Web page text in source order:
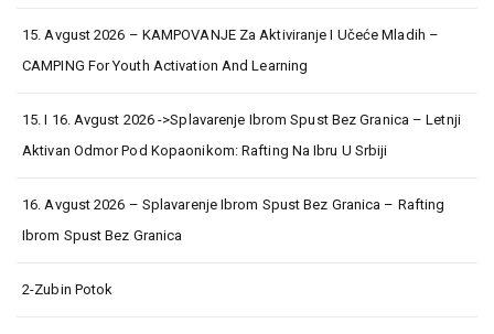
15. Avgust 2026 – KAMPOVANJE Za Aktiviranje I Učeće Mladih –
CAMPING For Youth Activation And Learning
15. I 16. Avgust 2026 ->Splavarenje Ibrom Spust Bez Granica – Letnji
Aktivan Odmor Pod Kopaonikom: Rafting Na Ibru U Srbiji
16. Avgust 2026 – Splavarenje Ibrom Spust Bez Granica – Rafting
Ibrom Spust Bez Granica
2-Zubin Potok